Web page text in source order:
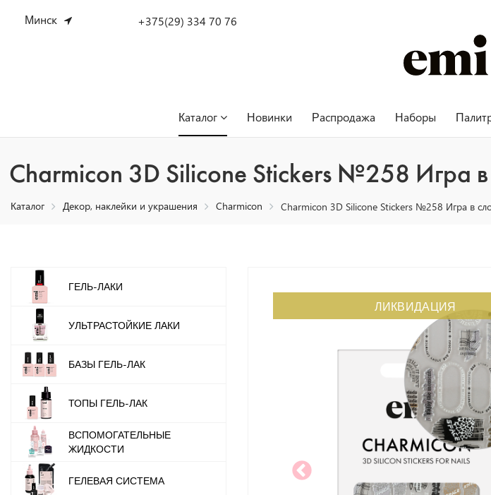
Минск +375(29) 334 70 76
Каталог Новинки Распродажа Наборы
Charmicon 3D Silicone Stickers №258 Игра в
Каталог Декор, наклейки и украшения Charmicon Charmicon 3D Silicone Stickers №258 Игра в
ЛИКВИДАЦИЯ
ГЕЛЬ-ЛАКИ
УЛЬТРАСТОЙКИЕ ЛАКИ
БАЗЫ ГЕЛЬ-ЛАК
ТОПЫ ГЕЛЬ-ЛАК
ВСПОМОГАТЕЛЬНЫЕ
ЖИДКОСТИ
ГЕЛЕВАЯ СИСТЕМА